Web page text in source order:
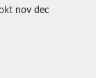
nov dec